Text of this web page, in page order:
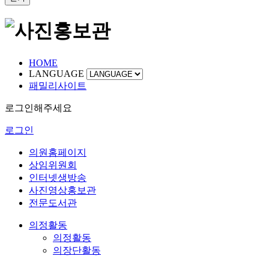
HOME
LANGUAGE
패밀리사이트
로그인해주세요
로그인
의원홈페이지
상임위원회
인터넷생방송
사진영상홍보관
전문도서관
의정활동
의정활동
의장단활동